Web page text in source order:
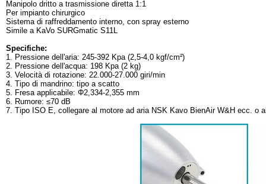
Manipolo dritto a trasmissione diretta 1:1
Per impianto chirurgico
Sistema di raffreddamento interno, con spray esterno
Simile a KaVo SURGmatic S11L
Specifiche:
1. Pressione dell'aria: 245-392 Kpa (2,5-4,0 kgf/cm²)
2. Pressione dell'acqua: 198 Kpa (2 kg)
3. Velocità di rotazione: 22.000-27.000 giri/min
4. Tipo di mandrino: tipo a scatto
5. Fresa applicabile: Φ2,334-2,355 mm
6. Rumore: ≤70 dB
7. Tipo ISO E, collegare al motore ad aria NSK Kavo BienAir W&H ecc. o